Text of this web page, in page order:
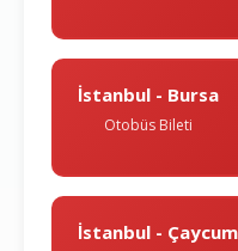
İstanbul - Bursa
Otobüs Bileti
İstanbul -